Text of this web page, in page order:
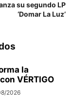
su segundo LP
‘Domar La Luz’
la
VÉRTIGO
2026